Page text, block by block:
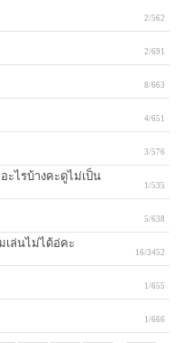
2/562
2/691
8/663
4/651
3/576
ะไรบ้างคะดูไม่เป็น
1/535
5/638
เล่นไม่ได้อ่คะ
16/3452
1/655
1/666